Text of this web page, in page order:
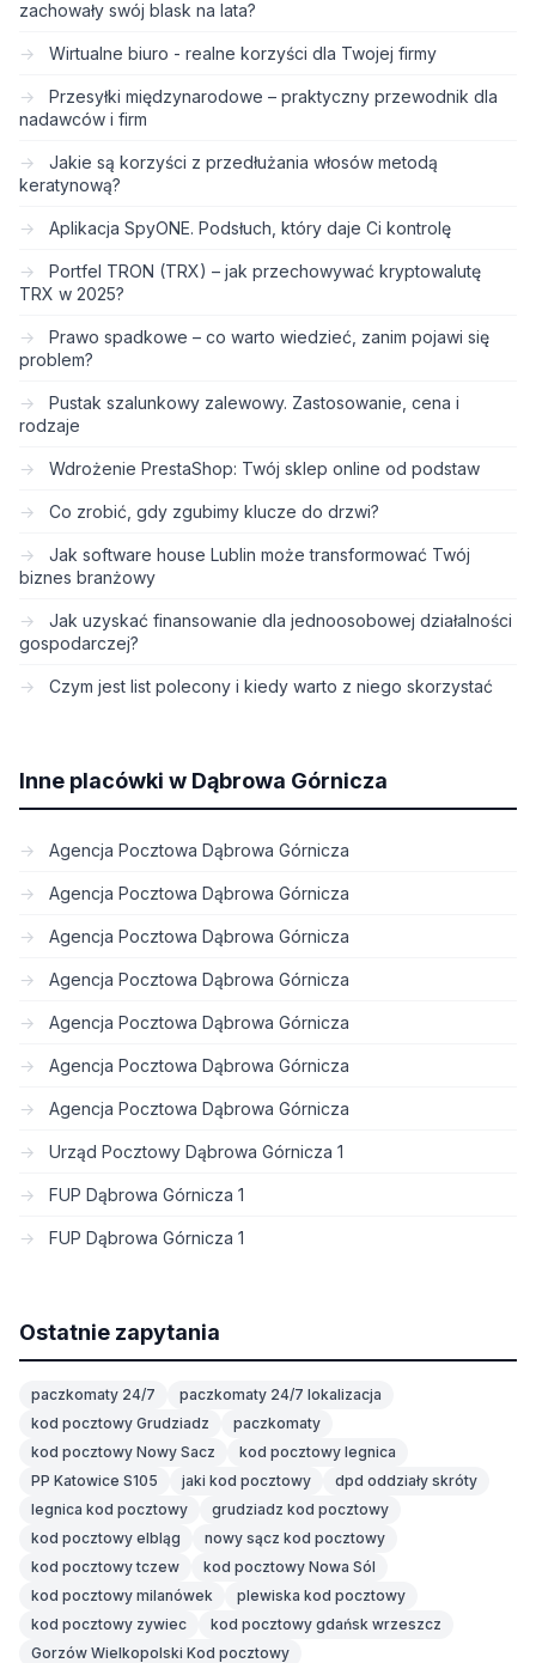
zachowały swój blask na lata?
Wirtualne biuro - realne korzyści dla Twojej firmy
Przesyłki międzynarodowe – praktyczny przewodnik dla
nadawców i firm
Jakie są korzyści z przedłużania włosów metodą
keratynową?
Aplikacja SpyONE. Podsłuch, który daje Ci kontrolę
Portfel TRON (TRX) – jak przechowywać kryptowalutę
TRX w 2025?
Prawo spadkowe – co warto wiedzieć, zanim pojawi się
problem?
Pustak szalunkowy zalewowy. Zastosowanie, cena i
rodzaje
Wdrożenie PrestaShop: Twój sklep online od podstaw
Co zrobić, gdy zgubimy klucze do drzwi?
Jak software house Lublin może transformować Twój
biznes branżowy
Jak uzyskać finansowanie dla jednoosobowej działalności
gospodarczej?
Czym jest list polecony i kiedy warto z niego skorzystać
Inne placówki w Dąbrowa Górnicza
Agencja Pocztowa Dąbrowa Górnicza
Agencja Pocztowa Dąbrowa Górnicza
Agencja Pocztowa Dąbrowa Górnicza
Agencja Pocztowa Dąbrowa Górnicza
Agencja Pocztowa Dąbrowa Górnicza
Agencja Pocztowa Dąbrowa Górnicza
Agencja Pocztowa Dąbrowa Górnicza
Urząd Pocztowy Dąbrowa Górnicza 1
FUP Dąbrowa Górnicza 1
FUP Dąbrowa Górnicza 1
Ostatnie zapytania
paczkomaty 24/7
paczkomaty 24/7 lokalizacja
kod pocztowy Grudziadz
paczkomaty
kod pocztowy Nowy Sacz
kod pocztowy legnica
PP Katowice S105
jaki kod pocztowy
dpd oddziały skróty
legnica kod pocztowy
grudziadz kod pocztowy
kod pocztowy elbląg
nowy sącz kod pocztowy
kod pocztowy tczew
kod pocztowy Nowa Sól
kod pocztowy milanówek
plewiska kod pocztowy
kod pocztowy zywiec
kod pocztowy gdańsk wrzeszcz
Gorzów Wielkopolski Kod pocztowy